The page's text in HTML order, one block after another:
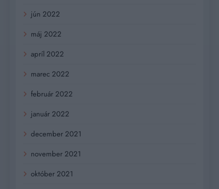
jún 2022
máj 2022
apríl 2022
marec 2022
február 2022
január 2022
december 2021
november 2021
október 2021